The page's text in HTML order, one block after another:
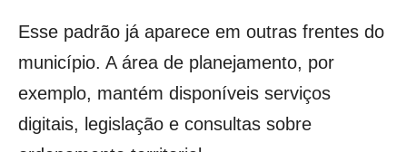
Esse padrão já aparece em outras frentes do
município. A área de planejamento, por
exemplo, mantém disponíveis serviços
digitais, legislação e consultas sobre